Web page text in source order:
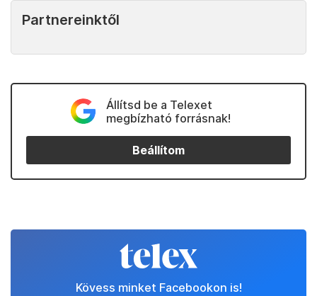
Partnereinktől
Állítsd be a Telexet
megbízható forrásnak!
Beállítom
Kövess minket Facebookon is!